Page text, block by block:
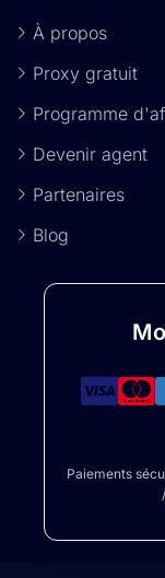
À propos
Proxy gratuit
Programme
Devenir agent
Partenaires
Blog
Paiements